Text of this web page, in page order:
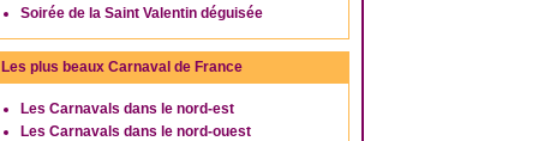
Soirée de la Saint Valentin déguisée
Les plus beaux Carnaval de France
Les Carnavals dans le nord-est
Les Carnavals dans le nord-ouest